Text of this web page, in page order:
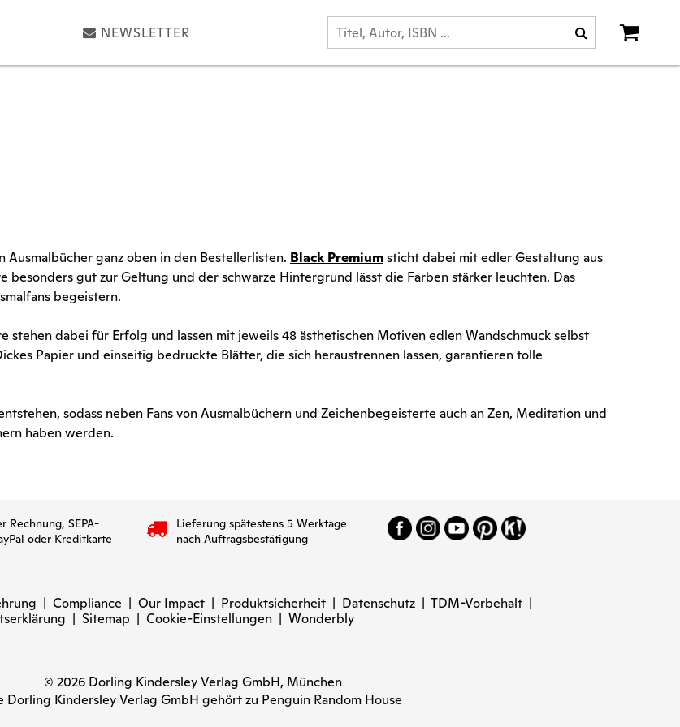
NEWSLETTER
ganz oben in den Bestellerlisten. Black Premiumsticht dabei mit edler Gestaltung aus
gut zur Geltung und der schwarze Hintergrund lässt die Farben stärker leuchten. Das
begeistern.
stehen dabei für Erfolg und lassen mit jeweils 48 ästhetischen Motiven edlen Wandschmuck selbst
Papier und einseitig bedruckte Blätter, die sich heraustrennen lassen, garantieren tolle
sodass neben Fans von Ausmalbüchern und Zeichenbegeisterte auch an Zen, Meditation und
haben werden.
Rechnung, SEPA-
oder Kreditkarte
Lieferung spätestens 5 Werktage
nach Auftragsbestätigung
| Compliance | Our Impact | Produktsicherheit | Datenschutz | TDM-Vorbehalt |
| Sitemap | Cookie-Einstellungen | Wonderbly
© 2026 Dorling Kindersley Verlag GmbH, München
Dorling Kindersley Verlag GmbH gehört zu Penguin Random House